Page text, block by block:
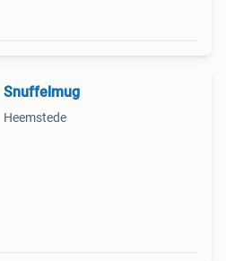
Snuffelmug
Heemstede